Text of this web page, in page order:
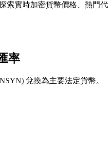
索實時加密貨幣價格、熱門代
率
兌換為主要法定貨幣。